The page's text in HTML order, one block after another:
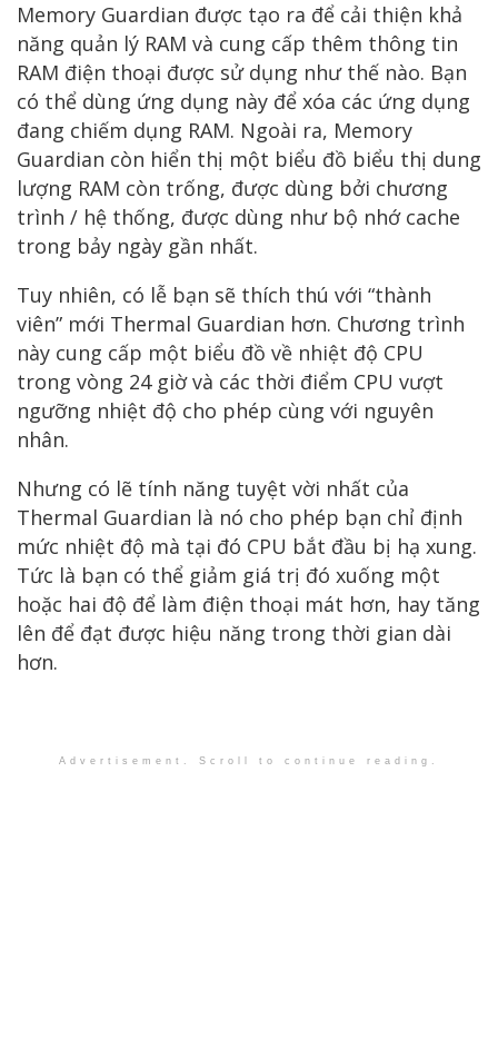
Memory Guardian được tạo ra để cải thiện khả
năng quản lý RAM và cung cấp thêm thông tin
RAM điện thoại được sử dụng như thế nào. Bạn
có thể dùng ứng dụng này để xóa các ứng dụng
đang chiếm dụng RAM. Ngoài ra, Memory
Guardian còn hiển thị một biểu đồ biểu thị dung
lượng RAM còn trống, được dùng bởi chương
trình / hệ thống, được dùng như bộ nhớ cache
trong bảy ngày gần nhất.
Tuy nhiên, có lễ bạn sẽ thích thú với “thành
viên” mới Thermal Guardian hơn. Chương trình
này cung cấp một biểu đồ về nhiệt độ CPU
trong vòng 24 giờ và các thời điểm CPU vượt
ngưỡng nhiệt độ cho phép cùng với nguyên
nhân.
Nhưng có lẽ tính năng tuyệt vời nhất của
Thermal Guardian là nó cho phép bạn chỉ định
mức nhiệt độ mà tại đó CPU bắt đầu bị hạ xung.
Tức là bạn có thể giảm giá trị đó xuống một
hoặc hai độ để làm điện thoại mát hơn, hay tăng
lên để đạt được hiệu năng trong thời gian dài
hơn.
Advertisement. Scroll to continue reading.